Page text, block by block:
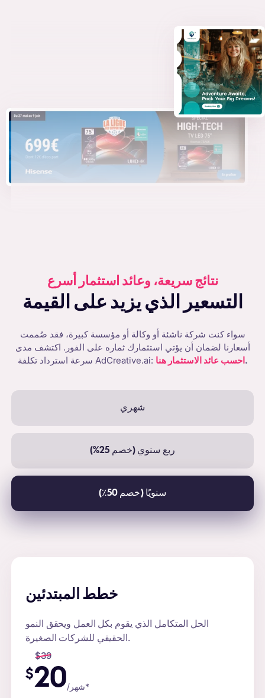
نتائج سريعة، وعائد استثمار أسرع
التسعير الذي يزيد على القيمة
سواء كنت شركة ناشئة أو وكالة أو مؤسسة كبيرة، فقد صُممت
أسعارنا لضمان أن يؤتي استثمارك ثماره على الفور. اكتشف مدى
سرعة استرداد تكلفة AdCreative.ai: احسب عائد الاستثمار هنا .
شهري
ربع سنوي (خصم 25%)
سنويًا (خصم 50٪)
خطط المبتدئين
الحل المتكامل الذي يقوم بكل العمل ويحقق النمو
الحقيقي للشركات الصغيرة.
$39
$20 /شهر*